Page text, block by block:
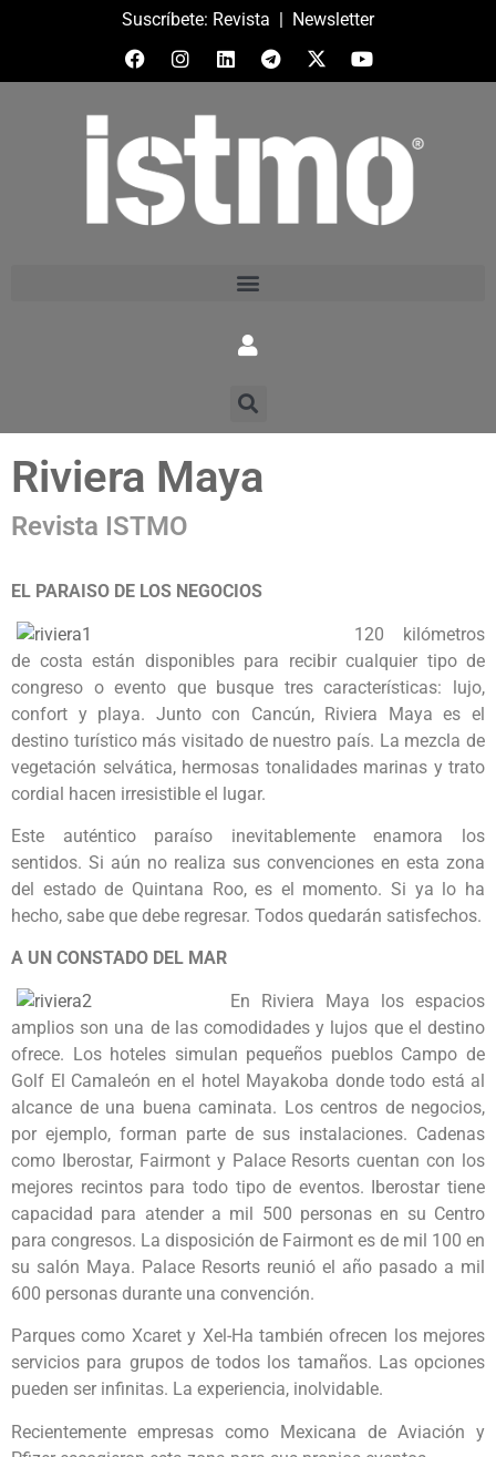
Suscríbete: Revista | Newsletter
Riviera Maya
Revista ISTMO
EL PARAISO DE LOS NEGOCIOS
120 kilómetros
de costa están disponibles para recibir cualquier tipo de
congreso o evento que busque tres características: lujo,
confort y playa. Junto con Cancún, Riviera Maya es el
destino turístico más visitado de nuestro país. La mezcla de
vegetación selvática, hermosas tonalidades marinas y trato
cordial hacen irresistible el lugar.
Este auténtico paraíso inevitablemente enamora los
sentidos. Si aún no realiza sus convenciones en esta zona
del estado de Quintana Roo, es el momento. Si ya lo ha
hecho, sabe que debe regresar. Todos quedarán satisfechos.
A UN CONSTADO DEL MAR
En Riviera Maya los espacios
amplios son una de las comodidades y lujos que el destino
ofrece. Los hoteles simulan pequeños pueblos Campo de
Golf El Camaleón en el hotel Mayakoba donde todo está al
alcance de una buena caminata. Los centros de negocios,
por ejemplo, forman parte de sus instalaciones. Cadenas
como Iberostar, Fairmont y Palace Resorts cuentan con los
mejores recintos para todo tipo de eventos. Iberostar tiene
capacidad para atender a mil 500 personas en su Centro
para congresos. La disposición de Fairmont es de mil 100 en
su salón Maya. Palace Resorts reunió el año pasado a mil
600 personas durante una convención.
Parques como Xcaret y Xel-Ha también ofrecen los mejores
servicios para grupos de todos los tamaños. Las opciones
pueden ser infinitas. La experiencia, inolvidable.
Recientemente empresas como Mexicana de Aviación y